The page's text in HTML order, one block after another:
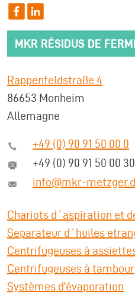
MKR RÉSIDUS DE
Rappenfeldstraße 4
86653 Monheim
Allemagne
+49 (0) 90 91 50 00 0
+49 (0) 90 91 50 00 30
info@mkr-
Chariots d´aspiration et
Separateur d´huiles
Centrifugeuses à
Centrifugeuses à tambour
Systèmes d'évaporation